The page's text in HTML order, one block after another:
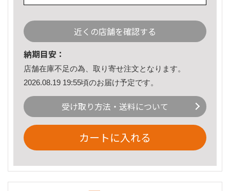
近くの店舗を確認する
納期目安：
店舗在庫不足の為、取り寄せ注文となります。
2026.08.19 19:55頃のお届け予定です。
受け取り方法・送料について
カートに入れる